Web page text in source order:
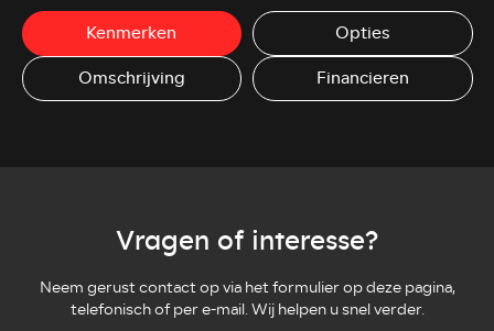
Kenmerken
Opties
Omschrijving
Financieren
Vragen of interesse?
Neem gerust contact op via het formulier op deze pagina,
telefonisch of per e-mail. Wij helpen u snel verder.